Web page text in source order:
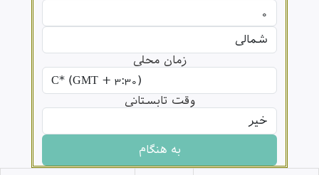
زمان محلی
وقت تابستانی